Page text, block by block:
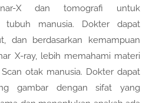
X dan tomografi untuk
tubuh manusia. Dokter dapat
dan berdasarkan kemampuan
X-ray, lebih memahami materi
otak manusia. Dokter dapat
gambar dengan sifat yang